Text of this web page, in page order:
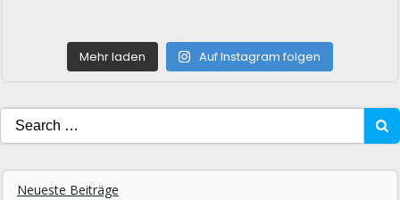
Mehr laden Auf Instagram folgen
Search
for:
Neueste Beiträge